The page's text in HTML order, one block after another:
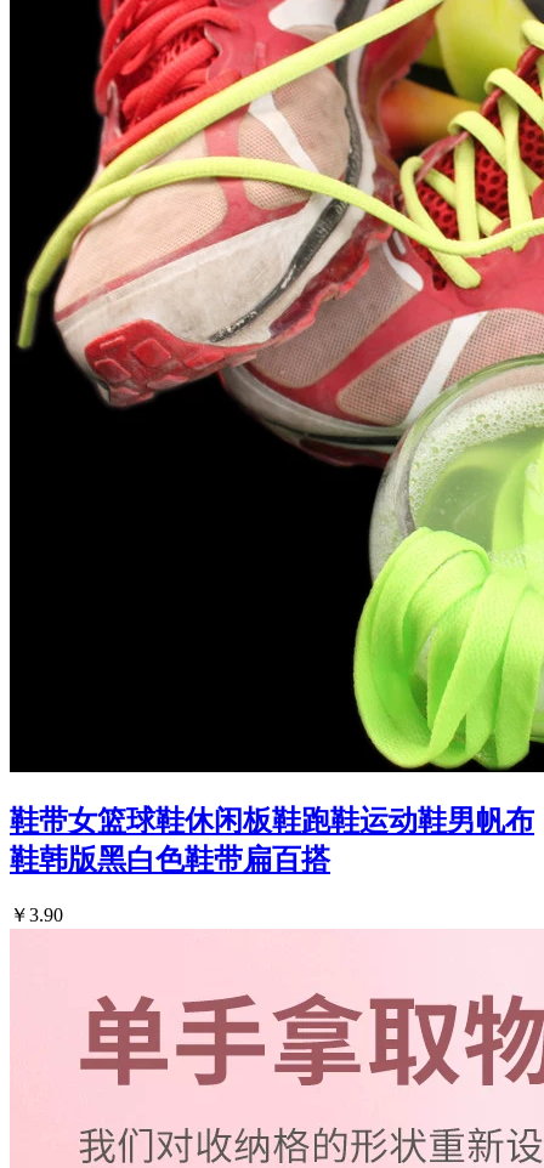
鞋带女篮球鞋休闲板鞋跑鞋运动鞋男帆布
鞋韩版黑白色鞋带扁百搭
￥3.90